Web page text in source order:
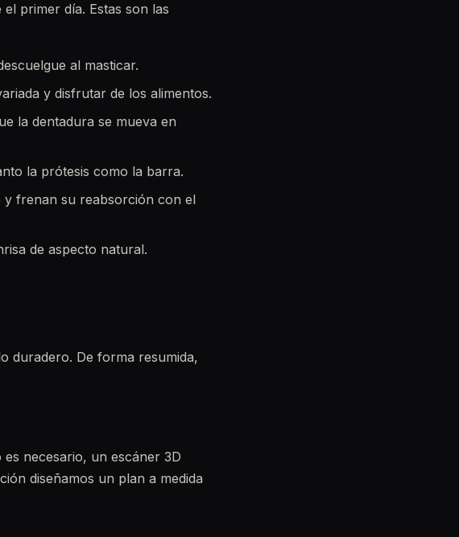
primer día. Estas son las
al masticar.
y disfrutar de los alimentos.
la dentadura se mueva en
la prótesis como la barra.
y frenan su reabsorción con el
de aspecto natural.
duradero. De forma resumida,
necesario, un escáner 3D
diseñamos un plan a medida